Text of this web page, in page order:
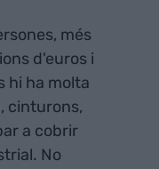
més
d'euros i
hi ha molta
cinturons,
a cobrir
No